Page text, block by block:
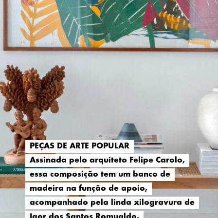
PEÇAS DE ARTE POPULAR
Assinada pelo arquiteto Felipe Carolo,
essa composição tem um banco de
madeira na função de apoio,
acompanhado pela linda xilogravura de
PEÇAS DE ARTE POPULAR
Assinada pelo arquiteto Felipe Carolo,
essa composição tem um banco de
madeira na função de apoio,
acompanhado pela linda xilogravura de